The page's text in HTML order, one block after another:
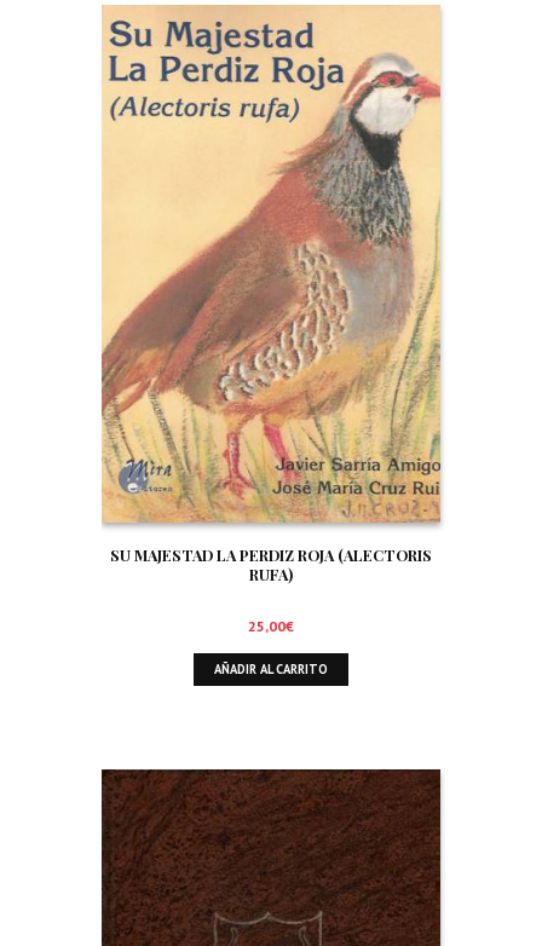
SU MAJESTAD LA PERDIZ ROJA (ALECTORIS
RUFA)
25,00€
AÑADIR AL CARRITO